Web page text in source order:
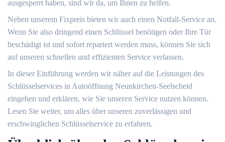
ausgesperrt haben, sind wir da, um Ihnen zu helfen.​
Neben unserem Fixpreis bieten wir auch einen Notfall-Service an.​
Wenn Sie also dringend einen Schlüssel benötigen oder Ihre Tür
beschädigt ist und sofort repariert werden muss, können Sie sich
auf unseren schnellen und effizienten Service verlassen.​
In dieser Einführung werden wir näher auf die Leistungen des
Schlüsselservices in Autoöffnung Neunkirchen-Seelscheid
eingehen und erklären, wie Sie unseren Service nutzen können.
Lesen Sie weiter, um alles über unseren zuverlässigen und
erschwinglichen Schlüsselservice zu erfahren.​